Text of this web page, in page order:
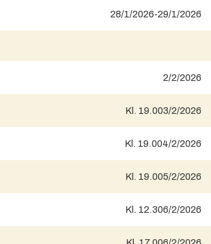
28/1/2026-29/1/2026
2/2/2026
Kl. 19.003/2/2026
Kl. 19.004/2/2026
Kl. 19.005/2/2026
Kl. 12.306/2/2026